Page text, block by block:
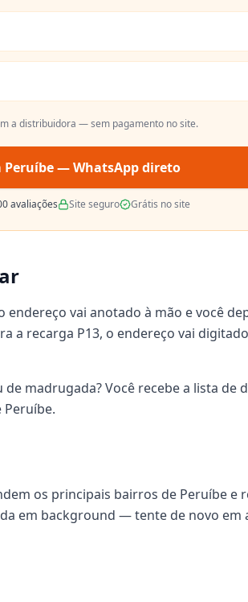
a distribuidora — sem pagamento no site.
Peruíbe— WhatsApp direto
avaliações Site seguro Grátis no site
vai anotado à mão e você
a recarga P13, o endereço vai
madrugada? Você recebe a lista de
os principais bairros de Peruíbe e
em background — tente de novo em